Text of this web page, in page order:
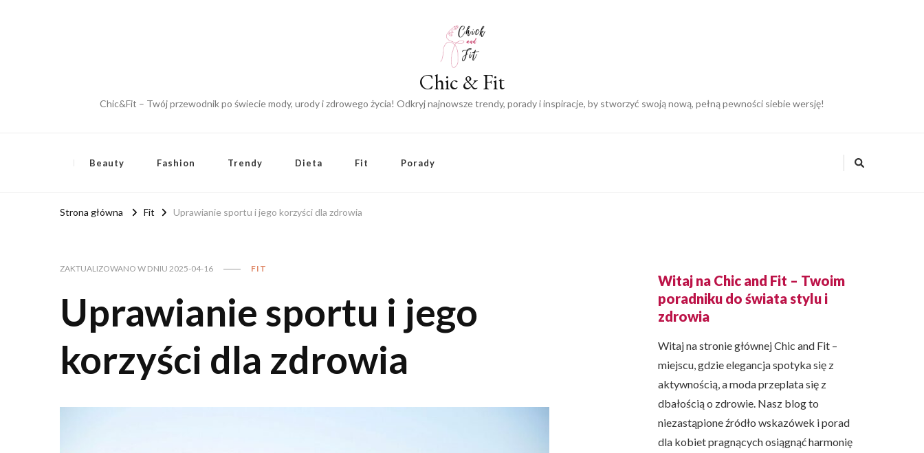
Chic & Fit
Chic&Fit – Twój przewodnik po świecie mody, urody i zdrowego życia! Odkryj najnowsze trendy, porady i inspiracje, by stworzyć swoją nową, pełną pewności siebie wersję!
Beauty Fashion Trendy Dieta Fit Porady
Strona główna Fit Uprawianie sportu i jego korzyści dla zdrowia
ZAKTUALIZOWANO W DNIU 2025-04-16 FIT
Uprawianie sportu i jego
korzyści dla zdrowia
Witaj na Chic and Fit – Twoim
poradniku do świata stylu i
zdrowia
Witaj na stronie głównej Chic and Fit –
miejscu, gdzie elegancja spotyka się z
aktywnością, a moda przeplata się z
dbałością o zdrowie. Nasz blog to
niezastąpione źródło wskazówek i porad
dla kobiet pragnących osiągnąć harmonię